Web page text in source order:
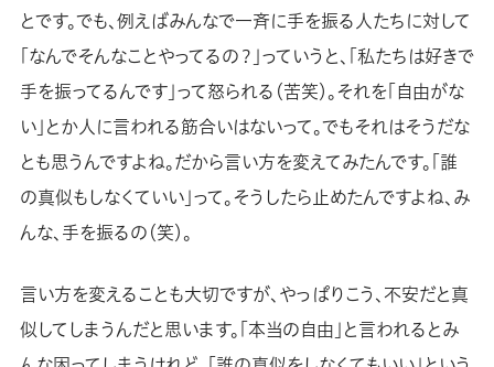
とです。でも、例えばみんなで一斉に手を振る人たちに対して
「なんでそんなことやってるの？」っていうと、「私たちは好きで
手を振ってるんです」って怒られる（苦笑）。それを「自由がな
い」とか人に言われる筋合いはないって。でもそれはそうだな
とも思うんですよね。だから言い方を変えてみたんです。「誰
の真似もしなくていい」って。そうしたら止めたんですよね、み
んな、手を振るの（笑）。
言い方を変えることも大切ですが、やっぱりこう、不安だと真
似してしまうんだと思います。「本当の自由」と言われるとみ